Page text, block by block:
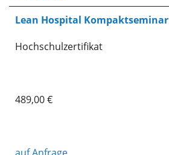
Lean Hospital Kompaktseminar
Hochschulzertifikat
489,00 €